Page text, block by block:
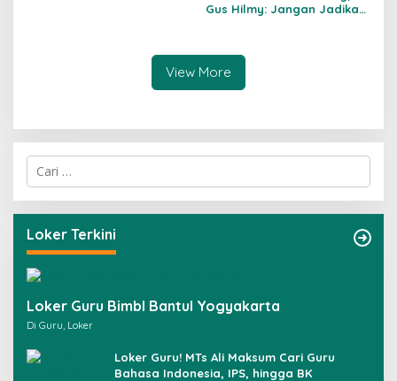
Gus Hilmy: Jangan Jadikan
View More
C
i
u
n
t
u
:
Loker Terkini
Loker Guru Bimbl Bantul Yogyakarta
Di Guru, Loker
Loker Guru! MTs Ali Maksum Cari Guru
Bahasa Indonesia, IPS, hingga BK